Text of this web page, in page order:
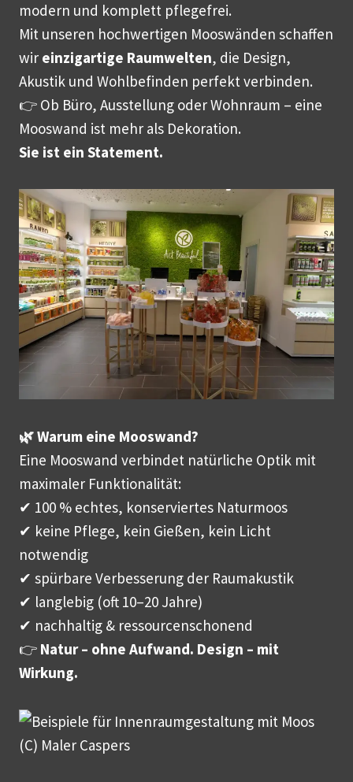
modern und komplett pflegefrei.
Mit unseren hochwertigen Mooswänden schaffen
wir einzigartige Raumwelten, die Design,
Akustik und Wohlbefinden perfekt verbinden.
👉 Ob Büro, Ausstellung oder Wohnraum – eine
Mooswand ist mehr als Dekoration.
Sie ist ein Statement.
🌿 Warum eine Mooswand?
Eine Mooswand verbindet natürliche Optik mit
maximaler Funktionalität:
✔ 100 % echtes, konserviertes Naturmoos
✔ keine Pflege, kein Gießen, kein Licht
notwendig
✔ spürbare Verbesserung der Raumakustik
✔ langlebig (oft 10–20 Jahre)
✔ nachhaltig & ressourcenschonend
👉 Natur – ohne Aufwand. Design – mit
Wirkung.